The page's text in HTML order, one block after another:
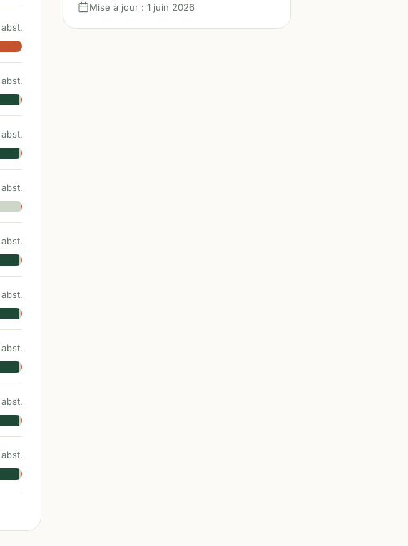
abst.
abst.
abst.
abst.
abst.
abst.
abst.
abst.
abst.
Mise à jour : 1 juin 2026